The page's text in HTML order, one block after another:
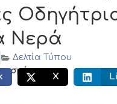
Νερά
Δελτία Τύπου
X